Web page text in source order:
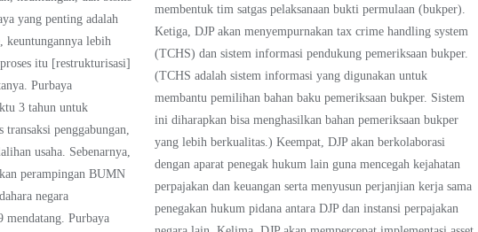
yang penting adalah
keuntungannya lebih
itu [restrukturisasi]
Purbaya
3 tahun untuk
transaksi penggabungan,
usaha. Sebenarnya,
perampingan BUMN
negara
mendatang. Purbaya
membentuk tim satgas pelaksanaan bukti permulaan (bukper).
Ketiga, DJP akan menyempurnakan tax crime handling system
(TCHS) dan sistem informasi pendukung pemeriksaan bukper.
(TCHS adalah sistem informasi yang digunakan untuk
membantu pemilihan bahan baku pemeriksaan bukper. Sistem
ini diharapkan bisa menghasilkan bahan pemeriksaan bukper
yang lebih berkualitas.) Keempat, DJP akan berkolaborasi
dengan aparat penegak hukum lain guna mencegah kejahatan
perpajakan dan keuangan serta menyusun perjanjian kerja sama
penegakan hukum pidana antara DJP dan instansi perpajakan